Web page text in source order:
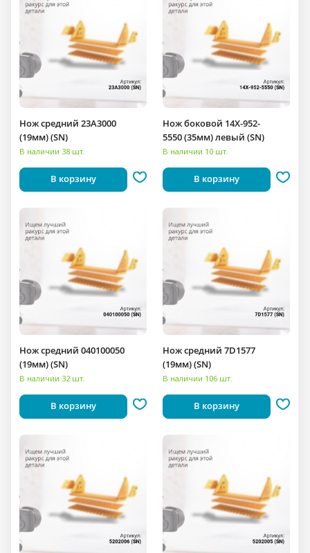
Нож средний 23A3000
(19мм) (SN)
В наличии 38 шт.
В корзину
Нож боковой 14X-952-
5550 (35мм) левый (SN)
В наличии 10 шт.
В корзину
Нож средний 040100050
(19мм) (SN)
В наличии 32 шт.
В корзину
Нож средний 7D1577
(19мм) (SN)
В наличии 106 шт.
В корзину